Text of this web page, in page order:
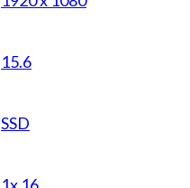
15.6
SSD